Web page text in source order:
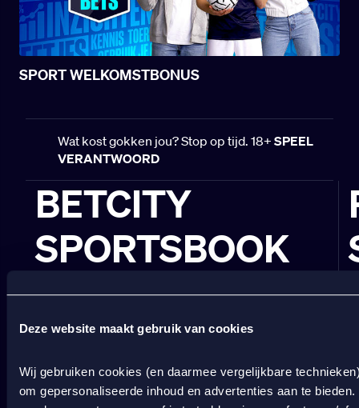
Deze website maakt gebruik van cookies
Wij gebruiken cookies (en daarmee vergelijkbare
om gepersonaliseerde inhoud en advertenties aan te
SPORT WELKOMSTBONUS
Wat kost gokken jou? Stop op tijd. 18+ SPEEL
VERANTWOORD
BETCITY
SPORTSBOOK
Wedden op voetbal
Wedden op Ajax
Wedden op Feyenoord